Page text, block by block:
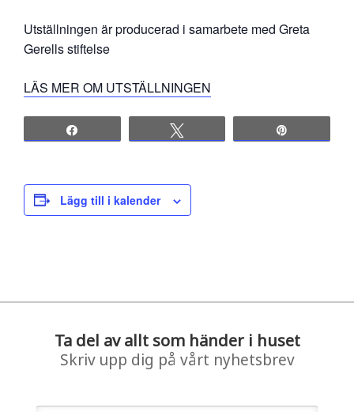
Utställningen är producerad i samarbete med Greta
Gerells stiftelse
LÄS MER OM UTSTÄLLNINGEN
Lägg till i kalender
Ta del av allt som händer i huset
Skriv upp dig på vårt nyhetsbrev